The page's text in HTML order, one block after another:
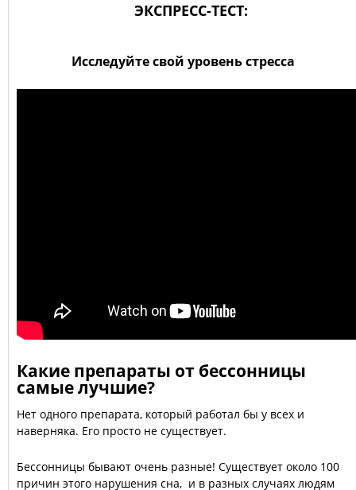
ЭКСПРЕСС-ТЕСТ:
Исследуйте свой уровень стресса
Какие препараты от бессонницы
самые лучшие?
Нет одного препарата, который работал бы у всех и
наверняка. Его просто не существует.
Бессонницы бывают очень разные! Существует около 100
причин этого нарушения сна, и в разных случаях людям